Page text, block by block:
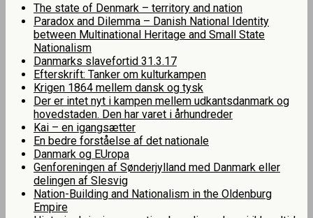
The state of Denmark – territory and nation
Paradox and Dilemma – Danish National Identity
between Multinational Heritage and Small State
Nationalism
Danmarks slavefortid 31.3.17
Efterskrift: Tanker om kulturkampen
Krigen 1864 mellem dansk og tysk
Der er intet nyt i kampen mellem udkantsdanmark og
hovedstaden. Den har varet i århundreder
Kai – en igangsætter
En bedre forståelse af det nationale
Danmark og EUropa
Genforeningen af Sønderjylland med Danmark eller
delingen af Slesvig
Nation-Building and Nationalism in the Oldenburg
Empire